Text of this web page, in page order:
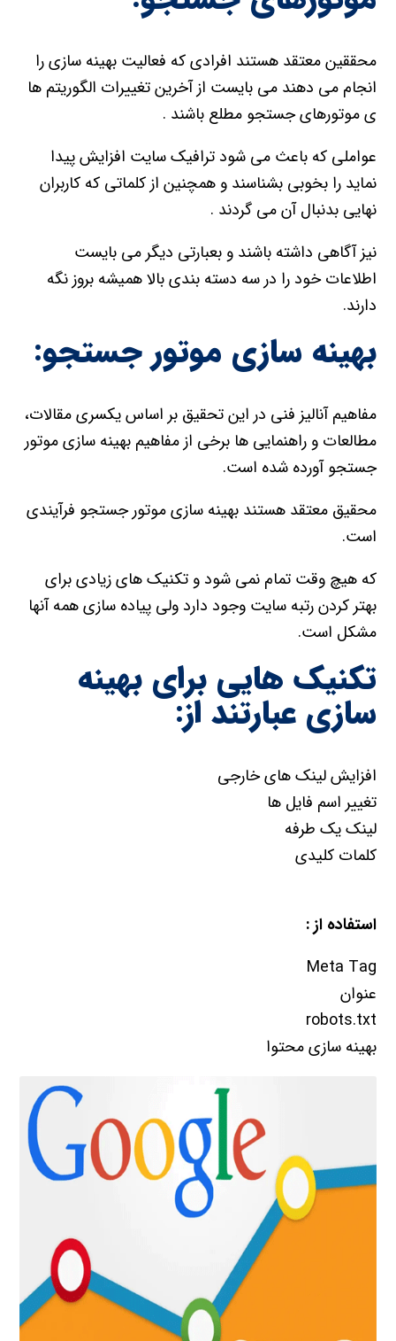
محققین معتقد هستند افرادی که فعالیت بهینه سازی را
انجام می دهند می بایست از آخرین تغییرات الگوریتم ها
ی موتورهای جستجو مطلع باشند .
عواملی که باعث می شود ترافیک سایت افزایش پیدا
نماید را بخوبی بشناسند و همچنین از کلماتی که کاربران
نهایی بدنبال آن می گردند .
نیز آگاهی داشته باشند و بعبارتی دیگر می بایست
اطلاعات خود را در سه دسته بندی بالا همیشه بروز نگه
دارند.
بهینه سازی موتور جستجو:
مفاهیم آنالیز فنی در این تحقیق بر اساس یکسری مقالات،
مطالعات و راهنمایی ها برخی از مفاهیم بهینه سازی موتور
جستجو آورده شده است.
محقیق معتقد هستند بهینه سازی موتور جستجو فرآیندی
است.
که هیچ وقت تمام نمی شود و تکنیک های زیادی برای
بهتر کردن رتبه سایت وجود دارد ولی پیاده سازی همه آنها
مشکل است.
تکنیک هایی برای بهینه
سازی عبارتند از:
افزایش لینک های خارجی
تغییر اسم فایل ها
لینک یک طرفه
کلمات کلیدی
استفاده از :
Meta Tag
عنوان
robots.txt
بهینه سازی محتوا